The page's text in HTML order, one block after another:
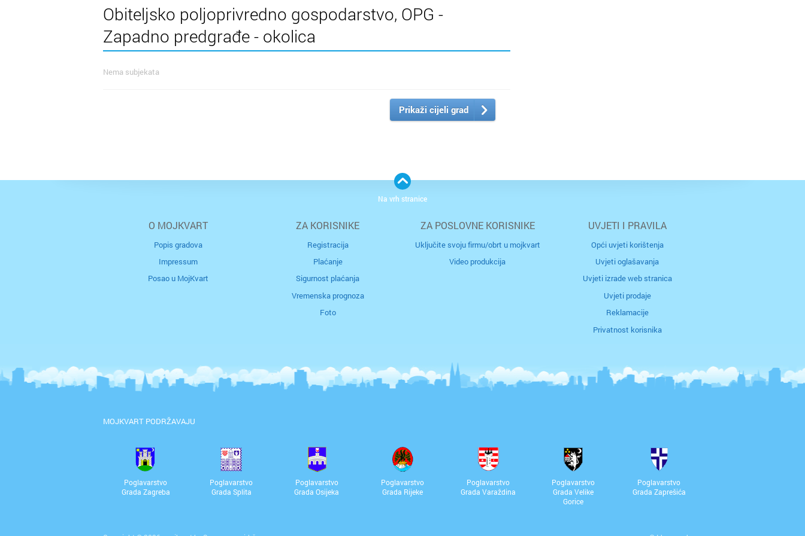
Obiteljsko poljoprivredno gospodarstvo, OPG -
Zapadno predgrađe - okolica
Nema subjekata
Prikaži cijeli grad
O MOJKVART
Popis gradova
Impressum
Posao u MojKvart
ZA KORISNIKE
Registracija
Plaćanje
Sigurnost plaćanja
Vremenska prognoza
Foto
ZA POSLOVNE KORISNIKE
Uključite svoju firmu/obrt u mojkvart
Video produkcija
UVJETI I PRAVILA
Opći uvjeti korištenja
Uvjeti oglašavanja
Uvjeti izrade web stranica
Uvjeti prodaje
Reklamacije
Privatnost korisnika
MOJKVART PODRŽAVAJU
Poglavarstvo
Grada Zagreba
Poglavarstvo
Grada Splita
Poglavarstvo
Grada Osijeka
Poglavarstvo
Grada Rijeke
Poglavarstvo
Grada Varaždina
Poglavarstvo
Grada Velike
Gorice
Poglavarstvo
Grada Zaprešića
Na vrh stranice